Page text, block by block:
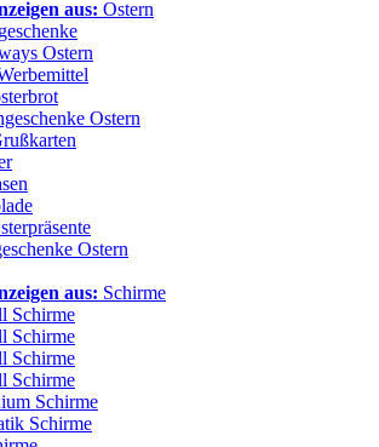
aus: Ostern
Ostern
Ostern
Ostern
aus: Schirme
Schirme
Schirme
Schirme
Schirme
Schirme
Schirme